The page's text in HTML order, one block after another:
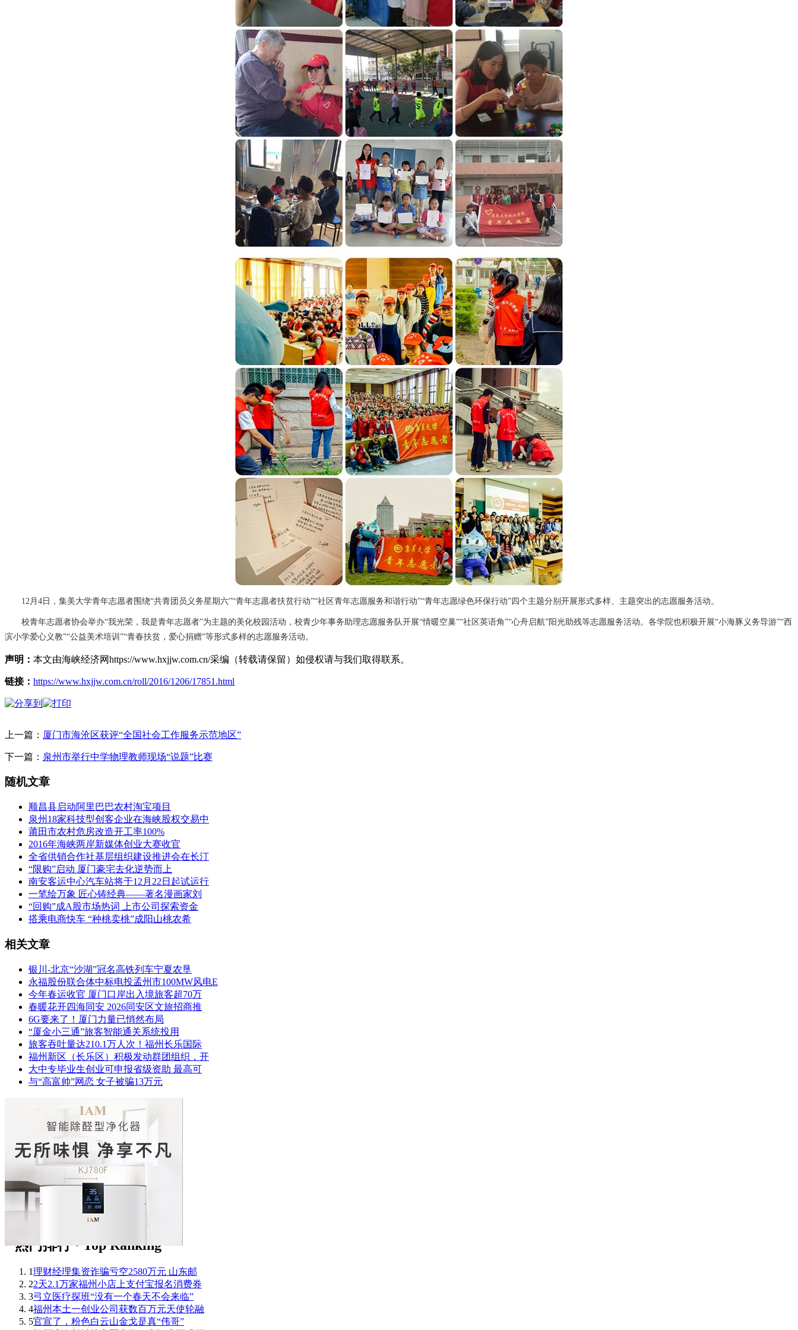
12月4日，集美大学青年志愿者围绕“共青团员义务星期六”“青年志愿者扶贫行动”“社区青年志愿服务和谐行动”“青年志愿绿色环保行动”四个主题分别开展形式多样、主题突出的志愿服务活动。
校青年志愿者协会举办“我光荣，我是青年志愿者”为主题的美化校园活动，校青少年事务助理志愿服务队开展“情暖空巢”“社区英语角”“心舟启航”阳光助残等志愿服务活动。各学院也积极开展“小海豚义务导游”“西
滨小学爱心义教”“公益美术培训”“青春扶贫，爱心捐赠”等形式多样的志愿服务活动。
声明： 本文由海峡经济网https://www.hxjjw.com.cn/采编（转载请保留）如侵权请与我们取得联系。
链接： https://www.hxjjw.com.cn/roll/2016/1206/17851.html
上一篇： 厦门市海沧区获评“全国社会工作服务示范地区”
下一篇： 泉州市举行中学物理教师现场“说题”比赛
随机文章
顺昌县启动阿里巴巴农村淘宝项目
泉州18家科技型创客企业在海峡股权交易中
莆田市农村危房改造开工率100%
2016年海峡两岸新媒体创业大赛收官
全省供销合作社基层组织建设推进会在长汀
“限购”启动 厦门豪宅去化逆势而上
南安客运中心汽车站将于12月22日起试运行
一笔绘万象 匠心铸经典——著名漫画家刘
“回购”成A股市场热词 上市公司探索资金
搭乘电商快车 “种桃卖桃”成阳山桃农希
相关文章
银川-北京“沙湖”冠名高铁列车宁夏农垦
永福股份联合体中标电投孟州市100MW风电E
今年春运收官 厦门口岸出入境旅客超70万
春暖花开四海同安 2026同安区文旅招商推
6G要来了！厦门力量已悄然布局
“厦金小三通”旅客智能通关系统投用
旅客吞吐量达210.1万人次！福州长乐国际
福州新区（长乐区）积极发动群团组织，开
大中专毕业生创业可申报省级资助 最高可
与“高富帅”网恋 女子被骗13万元
1理财经理集资诈骗亏空2580万元 山东邮
22天2.1万家福州小店上支付宝报名消费券
3弓立医疗探班“没有一个春天不会来临”
4福州本土一创业公司获数百万元天使轮融
5官宣了，粉色白云山金戈是真“伟哥”